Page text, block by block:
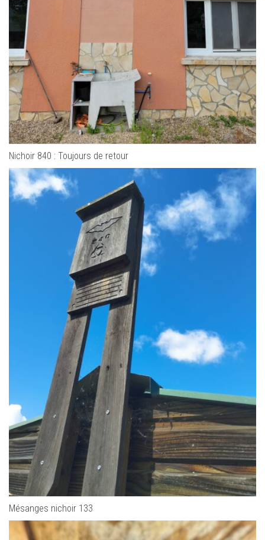
Nichoir 840 : Toujours de retour
Mésanges nichoir 133